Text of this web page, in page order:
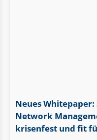
Neues Whitepaper:
Network
krisenfest und fit